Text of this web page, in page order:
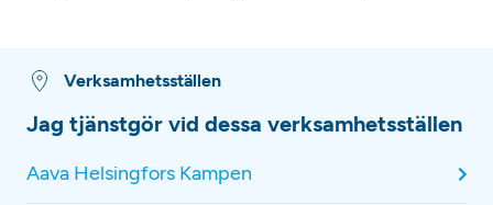
Verksamhetsställen
Jag tjänstgör vid dessa verksamhetsställen
Aava Helsingfors Kampen